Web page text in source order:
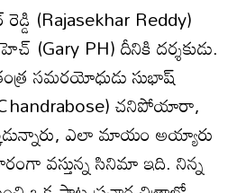
(Rajasekhar Reddy)
(Gary PH) దీనికి దర్శకుడు.
సమరయోధుడు సుభాష్
చనిపోయారా,
ఎలా మాయం అయ్యారు
వస్తున్న సినిమా ఇది. నిన్న